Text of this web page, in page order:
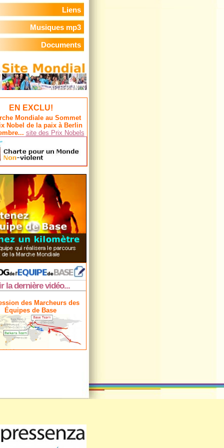
Liens
Musiques mp3
Documents
EN EXCLU!
Mondiale au Sommet
Nobel de la paix à Berlin
site des Prix Nobels
la dernière vidéo...
des Marcheurs des
Équipes de Base